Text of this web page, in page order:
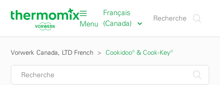
Menu
Français
(Canada)
Vorwerk Canada, LTD French Cookidoo® & Cook-Key®